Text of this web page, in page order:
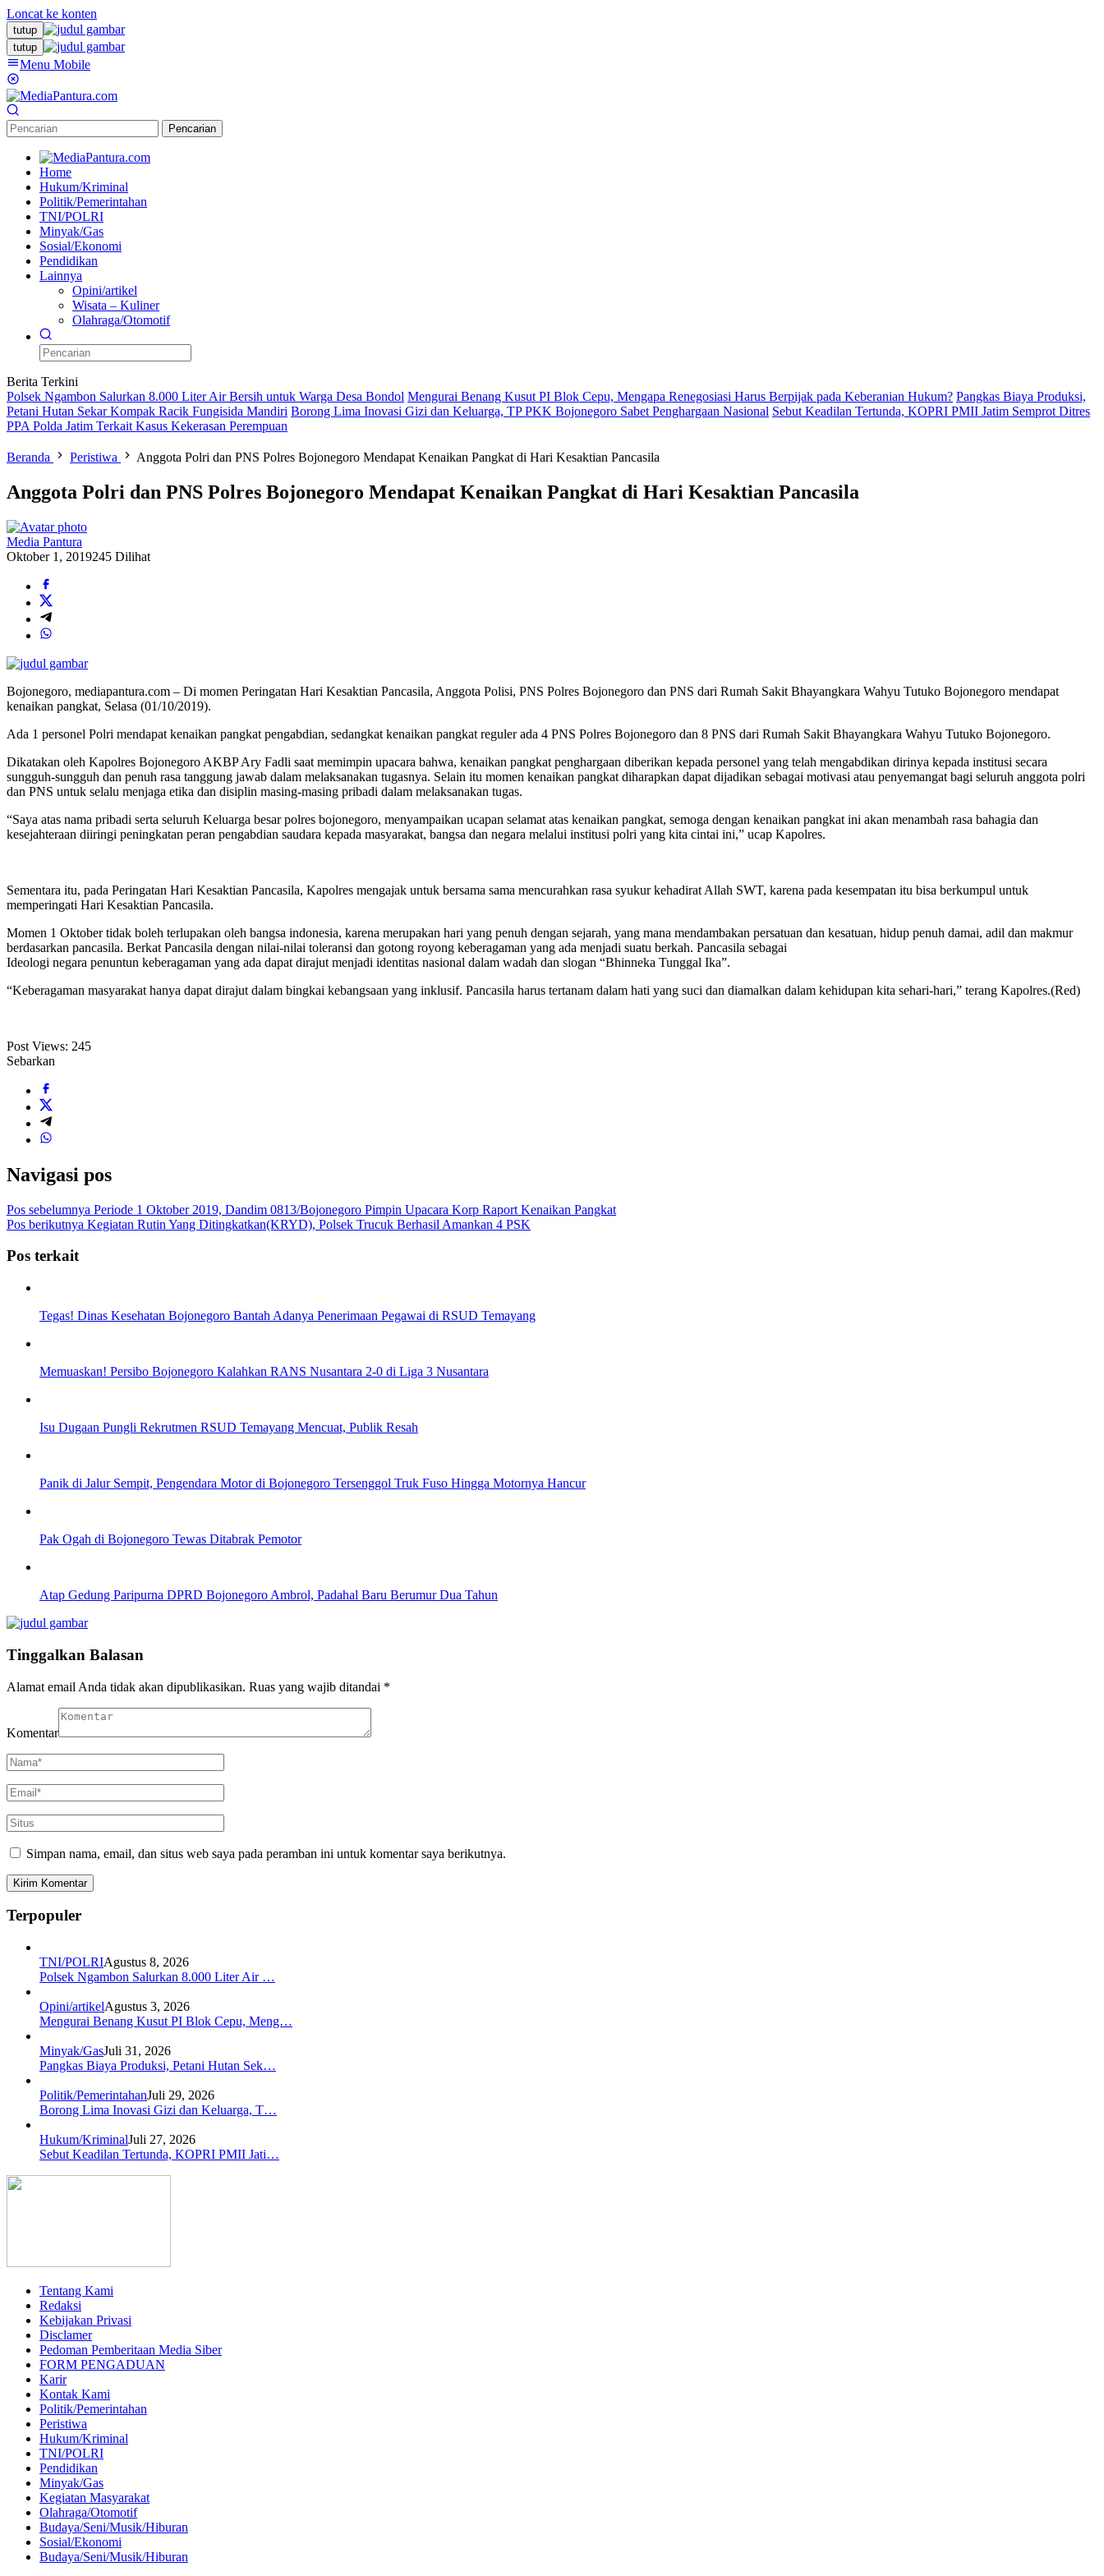
Loncat ke konten
tutup
tutup
Menu Mobile
Pencarian
Home
Hukum/Kriminal
Politik/Pemerintahan
TNI/POLRI
Minyak/Gas
Sosial/Ekonomi
Pendidikan
Lainnya
Opini/artikel
Wisata – Kuliner
Olahraga/Otomotif
Berita Terkini
Polsek Ngambon Salurkan 8.000 Liter Air Bersih untuk Warga Desa Bondol Mengurai Benang Kusut PI Blok Cepu, Mengapa Renegosiasi Harus Berpijak pada Keberanian Hukum? Pangkas Biaya Produksi,
Petani Hutan Sekar Kompak Racik Fungisida Mandiri Borong Lima Inovasi Gizi dan Keluarga, TP PKK Bojonegoro Sabet Penghargaan Nasional Sebut Keadilan Tertunda, KOPRI PMII Jatim Semprot Ditres
PPA Polda Jatim Terkait Kasus Kekerasan Perempuan
Beranda Peristiwa Anggota Polri dan PNS Polres Bojonegoro Mendapat Kenaikan Pangkat di Hari Kesaktian Pancasila
Anggota Polri dan PNS Polres Bojonegoro Mendapat Kenaikan Pangkat di Hari Kesaktian Pancasila
Media Pantura
Oktober 1, 2019245 Dilihat
Bojonegoro, mediapantura.com – Di momen Peringatan Hari Kesaktian Pancasila, Anggota Polisi, PNS Polres Bojonegoro dan PNS dari Rumah Sakit Bhayangkara Wahyu Tutuko Bojonegoro mendapat
kenaikan pangkat, Selasa (01/10/2019).
Ada 1 personel Polri mendapat kenaikan pangkat pengabdian, sedangkat kenaikan pangkat reguler ada 4 PNS Polres Bojonegoro dan 8 PNS dari Rumah Sakit Bhayangkara Wahyu Tutuko Bojonegoro.
Dikatakan oleh Kapolres Bojonegoro AKBP Ary Fadli saat memimpin upacara bahwa, kenaikan pangkat penghargaan diberikan kepada personel yang telah mengabdikan dirinya kepada institusi secara
sungguh-sungguh dan penuh rasa tanggung jawab dalam melaksanakan tugasnya. Selain itu momen kenaikan pangkat diharapkan dapat dijadikan sebagai motivasi atau penyemangat bagi seluruh anggota polri
dan PNS untuk selalu menjaga etika dan disiplin masing-masing pribadi dalam melaksanakan tugas.
“Saya atas nama pribadi serta seluruh Keluarga besar polres bojonegoro, menyampaikan ucapan selamat atas kenaikan pangkat, semoga dengan kenaikan pangkat ini akan menambah rasa bahagia dan
kesejahteraan diiringi peningkatan peran pengabdian saudara kepada masyarakat, bangsa dan negara melalui institusi polri yang kita cintai ini,” ucap Kapolres.
Sementara itu, pada Peringatan Hari Kesaktian Pancasila, Kapolres mengajak untuk bersama sama mencurahkan rasa syukur kehadirat Allah SWT, karena pada kesempatan itu bisa berkumpul untuk
memperingati Hari Kesaktian Pancasila.
Momen 1 Oktober tidak boleh terlupakan oleh bangsa indonesia, karena merupakan hari yang penuh dengan sejarah, yang mana mendambakan persatuan dan kesatuan, hidup penuh damai, adil dan makmur
berdasarkan pancasila. Berkat Pancasila dengan nilai-nilai toleransi dan gotong royong keberagaman yang ada menjadi suatu berkah. Pancasila sebagai
Ideologi negara penuntun keberagaman yang ada dapat dirajut menjadi identitas nasional dalam wadah dan slogan “Bhinneka Tunggal Ika”.
“Keberagaman masyarakat hanya dapat dirajut dalam bingkai kebangsaan yang inklusif. Pancasila harus tertanam dalam hati yang suci dan diamalkan dalam kehidupan kita sehari-hari,” terang Kapolres.(Red)
Post Views: 245
Sebarkan
Navigasi pos
Pos sebelumnya Periode 1 Oktober 2019, Dandim 0813/Bojonegoro Pimpin Upacara Korp Raport Kenaikan Pangkat
Pos berikutnya Kegiatan Rutin Yang Ditingkatkan(KRYD), Polsek Trucuk Berhasil Amankan 4 PSK
Pos terkait
Tegas! Dinas Kesehatan Bojonegoro Bantah Adanya Penerimaan Pegawai di RSUD Temayang
Memuaskan! Persibo Bojonegoro Kalahkan RANS Nusantara 2-0 di Liga 3 Nusantara
Isu Dugaan Pungli Rekrutmen RSUD Temayang Mencuat, Publik Resah
Panik di Jalur Sempit, Pengendara Motor di Bojonegoro Tersenggol Truk Fuso Hingga Motornya Hancur
Pak Ogah di Bojonegoro Tewas Ditabrak Pemotor
Atap Gedung Paripurna DPRD Bojonegoro Ambrol, Padahal Baru Berumur Dua Tahun
Tinggalkan Balasan
Alamat email Anda tidak akan dipublikasikan. Ruas yang wajib ditandai *
Komentar
Simpan nama, email, dan situs web saya pada peramban ini untuk komentar saya berikutnya.
Terpopuler
TNI/POLRIAgustus 8, 2026
Polsek Ngambon Salurkan 8.000 Liter Air …
Opini/artikelAgustus 3, 2026
Mengurai Benang Kusut PI Blok Cepu, Meng…
Minyak/GasJuli 31, 2026
Pangkas Biaya Produksi, Petani Hutan Sek…
Politik/PemerintahanJuli 29, 2026
Borong Lima Inovasi Gizi dan Keluarga, T…
Hukum/KriminalJuli 27, 2026
Sebut Keadilan Tertunda, KOPRI PMII Jati…
Tentang Kami
Redaksi
Kebijakan Privasi
Disclamer
Pedoman Pemberitaan Media Siber
FORM PENGADUAN
Karir
Kontak Kami
Politik/Pemerintahan
Peristiwa
Hukum/Kriminal
TNI/POLRI
Pendidikan
Minyak/Gas
Kegiatan Masyarakat
Olahraga/Otomotif
Budaya/Seni/Musik/Hiburan
Sosial/Ekonomi
Budaya/Seni/Musik/Hiburan